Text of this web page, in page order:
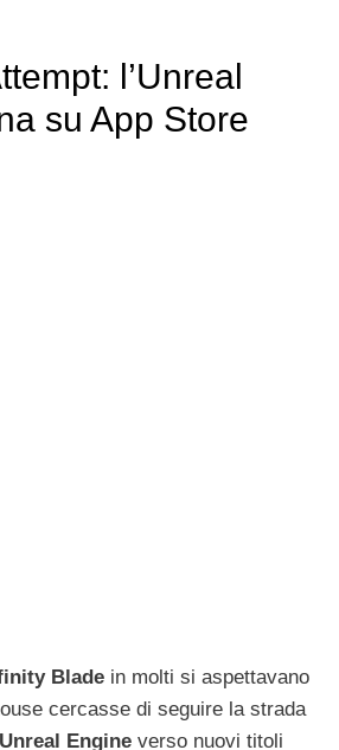
l’Unreal
su App Store
Blade in molti si aspettavano
cercasse di seguire la strada
Unreal Engine verso nuovi titoli